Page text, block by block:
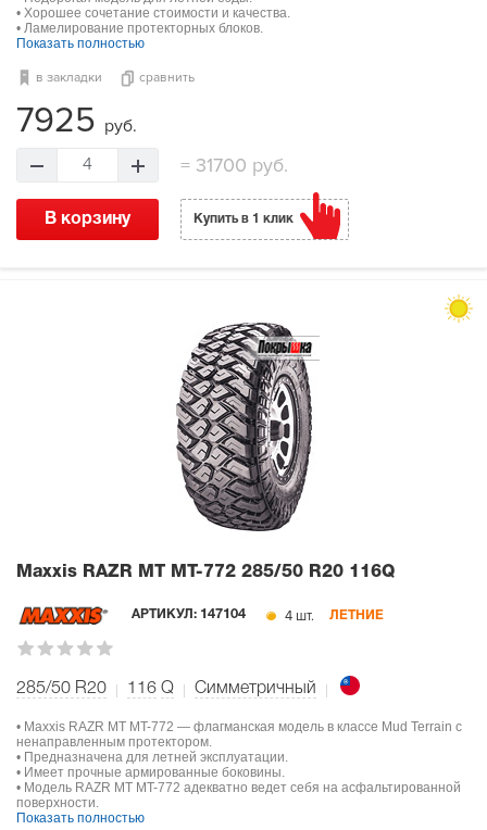
• Хорошее сочетание стоимости и качества.
• Ламелирование протекторных блоков.
Показать полностью
в закладки сравнить
7925 руб.
4 = 31700 руб.
В корзину Купить в 1 клик
Maxxis RAZR MT MT-772 285/50 R20 116Q
АРТИКУЛ: 147104 4 шт. ЛЕТНИЕ
285/50 R20 116 Q Симметричный
• Maxxis RAZR MT MT-772 — флагманская модель в классе Mud Terrain с
ненаправленным протектором.
• Предназначена для летней эксплуатации.
• Имеет прочные армированные боковины.
• Модель RAZR MT MT-772 адекватно ведет себя на асфальтированной
поверхности.
Показать полностью